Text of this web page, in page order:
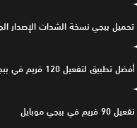
تحميل ببجي نسخة الشدات الإصدار
أفضل تطبيق لتفعيل 120 فريم في ببجي
تفعيل 90 فريم في ببجي موبايل